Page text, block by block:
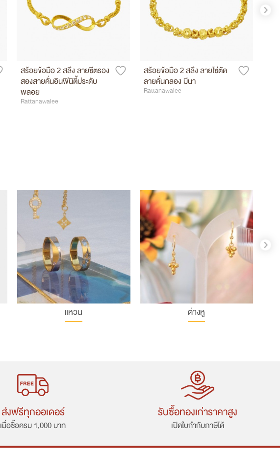
สร้อยข้อมือ 2 สลึง ลายซีตรอง
สองสายคั่นอินฟินิตี้ประดับ
พลอย
Rattanawalee
สร้อยข้อมือ 2 สลึง ลายโซ่ตัด
ลายคั่นกลอง มีนา
Rattanawalee
แหวน ต่างหู
ส่งฟรีทุกออเดอร์
เมื่อซื้อครม 1,000 บาท
รับซื้อทองเก่าราคาสูง
เปิดใบกำกับภาษีได้